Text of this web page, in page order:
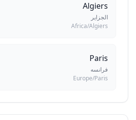
Algiers
الجزایر
Africa/Algiers
Paris
فرانسه
Europe/Paris